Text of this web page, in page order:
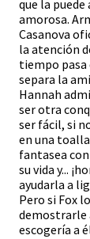
que la puede
amorosa.
Casanova
la atención
tiempo pasa
separa la
Hannah
ser otra
ser fácil, si
en una
fantasea
su vida y...
ayudarla a
Pero si Fox
demostrarle
escogería a